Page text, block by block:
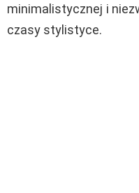
minimalistycznej i
czasy stylistyce.